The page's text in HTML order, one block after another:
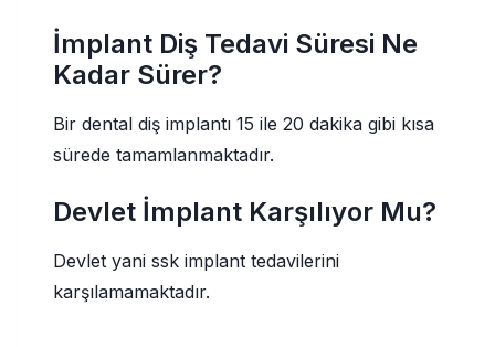
İmplant Diş Tedavi Süresi Ne
Kadar Sürer?
Bir dental diş implantı 15 ile 20 dakika gibi kısa
sürede tamamlanmaktadır.
Devlet İmplant Karşılıyor Mu?
Devlet yani ssk implant tedavilerini
karşılamamaktadır.